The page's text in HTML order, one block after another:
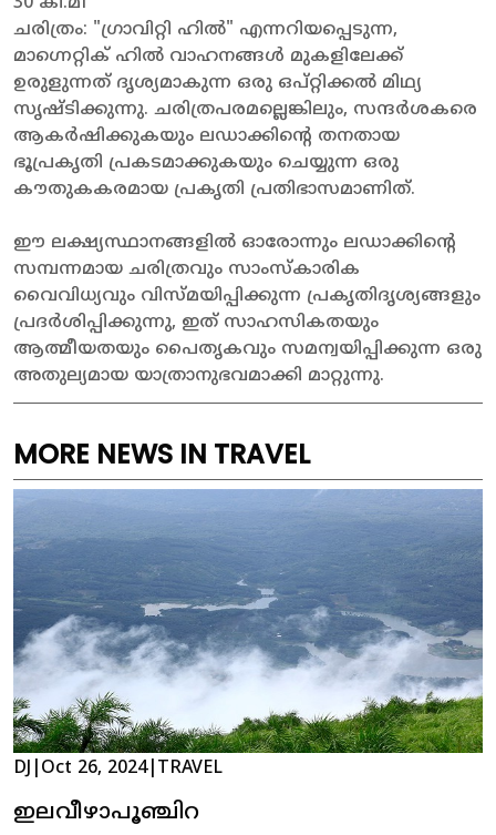
ചരിത്രം: "ഗ്രാവിറ്റി ഹിൽ" എന്നറിയപ്പെടുന്ന,
മാഗ്നെറ്റിക് ഹിൽ വാഹനങ്ങൾ മുകളിലേക്ക്
ഉരുളുന്നത് ദൃശ്യമാകുന്ന ഒരു ഒപ്റ്റിക്കൽ മിഥ്യ
സൃഷ്ടിക്കുന്നു. ചരിത്രപരമല്ലെങ്കിലും, സന്ദർശകരെ
ആകർഷിക്കുകയും ലഡാക്കിൻ്റെ തനതായ
ഭൂപ്രകൃതി പ്രകടമാക്കുകയും ചെയ്യുന്ന ഒരു
കൗതുകകരമായ പ്രകൃതി പ്രതിഭാസമാണിത്.
ഈ ലക്ഷ്യസ്ഥാനങ്ങളിൽ ഓരോന്നും ലഡാക്കിൻ്റെ
സമ്പന്നമായ ചരിത്രവും സാംസ്കാരിക
വൈവിധ്യവും വിസ്മയിപ്പിക്കുന്ന പ്രകൃതിദൃശ്യങ്ങളും
പ്രദർശിപ്പിക്കുന്നു, ഇത് സാഹസികതയും
ആത്മീയതയും പൈതൃകവും സമന്വയിപ്പിക്കുന്ന ഒരു
അതുല്യമായ യാത്രാനുഭവമാക്കി മാറ്റുന്നു.
MORE NEWS IN TRAVEL
DJ Oct 26, 2024| TRAVEL
ഇലവീഴാപൂഞ്ചിറ